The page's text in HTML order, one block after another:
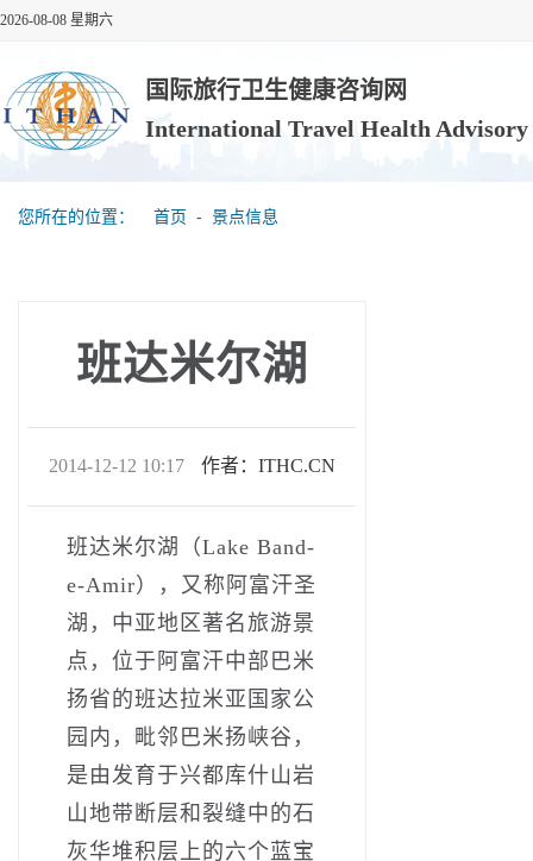
2026-08-08 星期六
国际旅行卫生健康咨询网
International Travel Health
您所在的位置： 首页 ‐ 景点信息
班达米尔湖
2014-12-12 10:17 作者：ITHC.CN
班达米尔湖（Lake Band-
e-Amir），又称阿富汗圣
湖，中亚地区著名旅游景
点，位于阿富汗中部巴米
扬省的班达拉米亚国家公
园内，毗邻巴米扬峡谷，
是由发育于兴都库什山岩
山地带断层和裂缝中的石
灰华堆积层上的六个蓝宝